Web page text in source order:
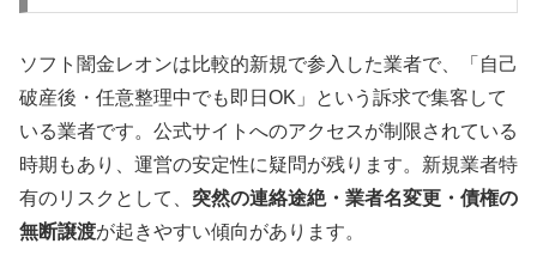
ソフト闇金レオンは比較的新規で参入した業者で、「自己
破産後・任意整理中でも即日OK」という訴求で集客して
いる業者です。公式サイトへのアクセスが制限されている
時期もあり、運営の安定性に疑問が残ります。新規業者特
有のリスクとして、 突然の連絡途絶・業者名変更・債権の
無断譲渡が起きやすい傾向があります。